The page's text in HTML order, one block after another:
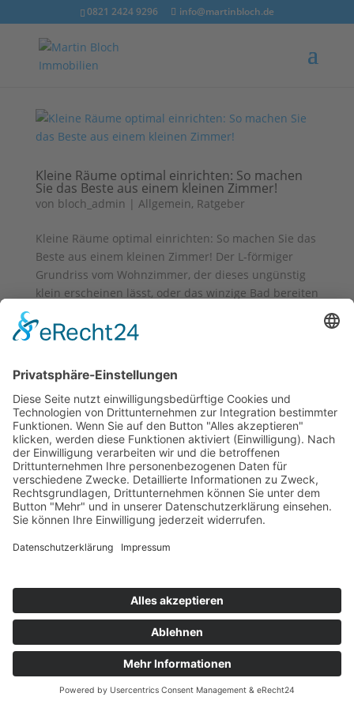
0821 2424 9296 info@martinbloch.de
Kleine Räume optimal einrichten: So machen
Sie das Beste aus einem kleinen Zimmer!
von bloch_admin | Allgemein, Ratgeber
Kleine Räume optimal einrichten: So machen Sie das
Beste aus einem kleinen Zimmer! Der L-förmiger
Grundriss vom Wohnzimmer, der dieses ungünstig
klein erscheinen lässt, oder das winzige Bad bereiten
Humburg hat Tipps für...
Kategorien
Allgemein
Augsburger Stadtviertel
Aus dem Makleralltag
Landkreis Augsburg
News
Ratgeber
Was macht der Makler eigentlich
Martin Bloch Immobilien GmbH ©2026
|Barrierefreiheitserklärung
Vertrag widerrufen